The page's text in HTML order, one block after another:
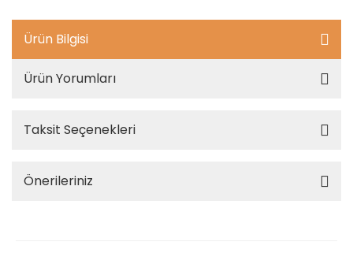
Ürün Bilgisi
Ürün Yorumları
Taksit Seçenekleri
Önerileriniz